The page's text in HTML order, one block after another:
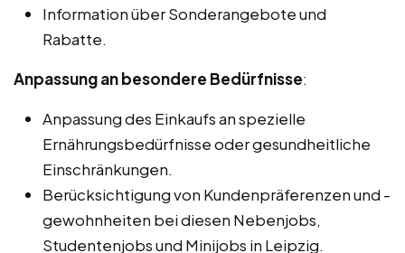
Information über Sonderangebote und
Rabatte.
Anpassung an besondere Bedürfnisse:
Anpassung des Einkaufs an spezielle
Ernährungsbedürfnisse oder gesundheitliche
Einschränkungen.
Berücksichtigung von Kundenpräferenzen und -
gewohnheiten bei diesen Nebenjobs,
Studentenjobs und Minijobs in Leipzig.